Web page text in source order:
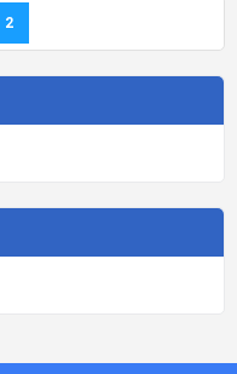
You're currently reading page
2